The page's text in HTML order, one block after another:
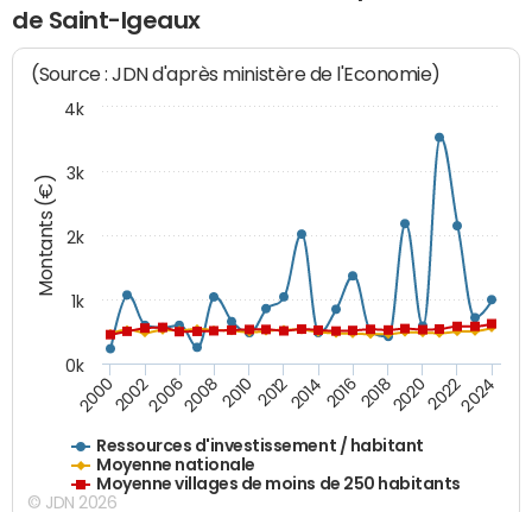
de Saint-Igeaux
Montants (€)
(Source : JDN d'après ministère de l'Economie)
Ressources d'investissement / habitant
Moyenne nationale
Moyenne villages de moins de 250 habitants
20002002200620082010 2012201420162018202020222024
0k
1k
2k
3k
4k
© JDN 2026